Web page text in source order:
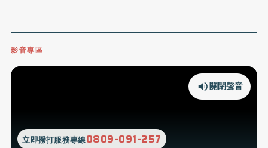
影音專區
立即撥打服務專線0809-091-257
關閉聲音